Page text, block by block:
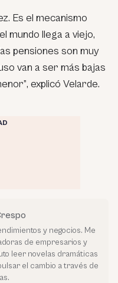
Es el mecanismo
mundo llega a viejo,
pensiones son muy
van a ser más bajas
, explicó Velarde.
y negocios. Me
de empresarios y
leer novelas dramáticas
el cambio a través de